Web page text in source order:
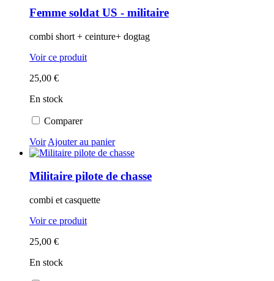
Femme soldat US - militaire
combi short + ceinture+ dogtag
Voir ce produit
25,00 €
En stock
Comparer
Voir Ajouter au panier
Militaire pilote de chasse
combi et casquette
Voir ce produit
25,00 €
En stock